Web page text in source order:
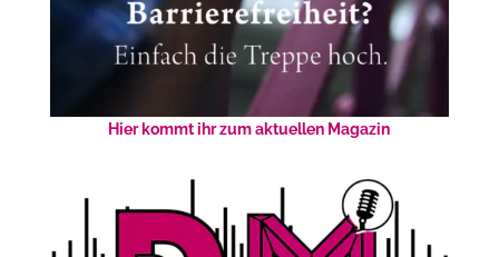
Hier kommt ihr zum aktuellen Magazin